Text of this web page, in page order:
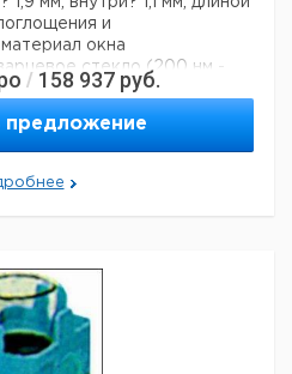
и
окна
стекло (200 нм -
пути: 1 мм и 10 мм,
х 12,5 мм, апертура (В x
центра: 8,5 мм
данные могут
м
/ 158 937 руб.
предложение